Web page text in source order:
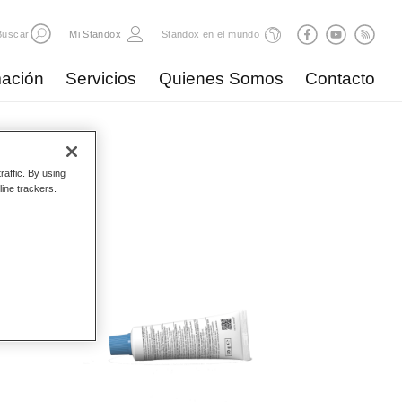
Mi Standox Standox en el mundo
Servicios Quienes Somos Contacto
By using
trackers.